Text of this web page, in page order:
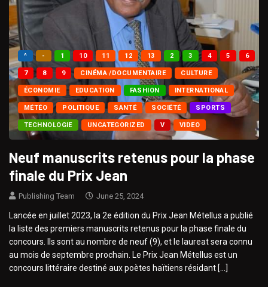
^ - 1 10 11 12 13 2 3 4 5 6
7 8 9 CINÉMA /DOCUMENTAIRE CULTURE
ÉCONOMIE EDUCATION FASHION INTERNATIONAL
MÉTÉO POLITIQUE SANTÉ SOCIÉTÉ SPORTS
TECHNOLOGIE UNCATEGORIZED V VIDEO
Neuf manuscrits retenus pour la phase
finale du Prix Jean
Publishing Team June 25, 2024
Lancée en juillet 2023, la 2e édition du Prix Jean Métellus a publié
la liste des premiers manuscrits retenus pour la phase finale du
concours. Ils sont au nombre de neuf (9), et le laureat sera connu
au mois de septembre prochain. Le Prix Jean Métellus est un
concours littéraire destiné aux poètes haïtiens résidant […]